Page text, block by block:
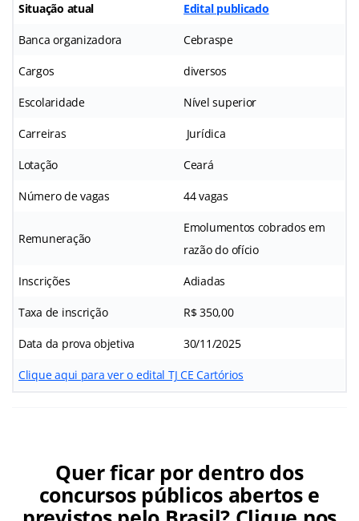
Situação atual Edital publicado
Banca organizadora Cebraspe
Cargos diversos
Escolaridade Nível superior
Carreiras Jurídica
Lotação Ceará
Número de vagas 44 vagas
Remuneração
Emolumentos cobrados em
razão do ofício
Inscrições Adiadas
Taxa de inscrição R$ 350,00
Data da prova objetiva 30/11/2025
Clique aqui para ver o edital TJ CE Cartórios
Quer ficar por dentro dos
concursos públicos abertos e